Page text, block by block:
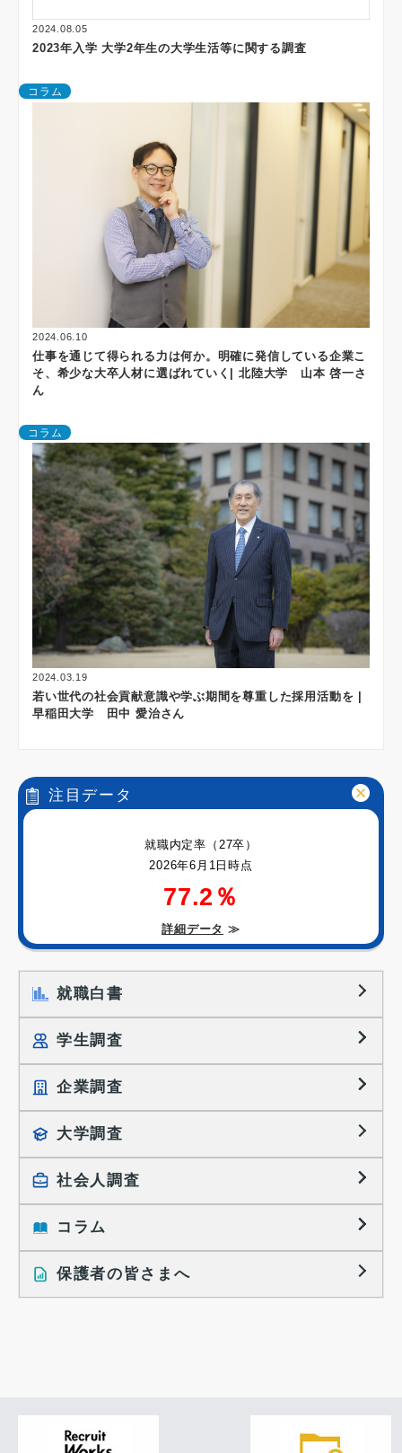
2024.08.05
2023年入学 大学2年生の大学生活等に関する調査
コラム
2024.06.10
仕事を通じて得られる力は何か。明確に発信している企業こ
そ、希少な大卒人材に選ばれていく| 北陸大学 山本 啓一さ
ん
コラム
2024.03.19
若い世代の社会貢献意識や学ぶ期間を尊重した採用活動を |
早稲田大学 田中 愛治さん
注目データ
就職内定率（27卒）
2026年6月1日時点
77.2％
詳細データ ≫
就職白書
学生調査
就職プロセス調査
就職活動TOPICS
大学生の実態調査
働きたい組織の特徴
大学生の地域間移動レポート
就職活動に関するレポート
企業調査
採用に関する調査
採用活動に関するレポート
大学調査
社会人調査
就職活動と入社後の就業
就業レディネス研究
コラム
インタビュー記事
保護者の皆さまへ